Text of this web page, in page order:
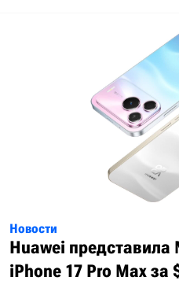
Новости
Huawei представила
iPhone 17 Pro Max за